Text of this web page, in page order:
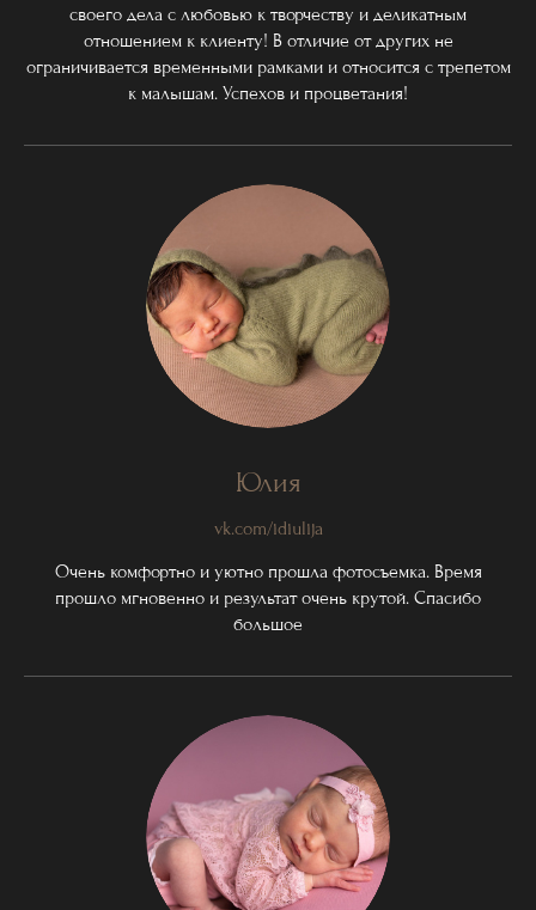
своего дела с любовью к творчеству и деликатным
отношением к клиенту! В отличие от других не
ограничивается временными рамками и относится с трепетом
к малышам. Успехов и процветания!
Юлия
vk.com/idiulija
Очень комфортно и уютно прошла фотосъемка. Время
прошло мгновенно и результат очень крутой. Спасибо
большое